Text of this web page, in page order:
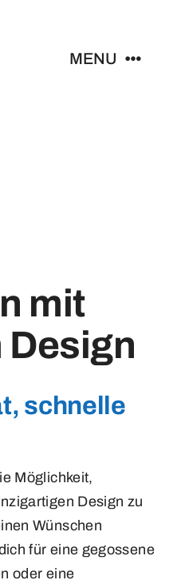
MENU
mit
Design
schnelle
Möglichkeit,
Design zu
Wünschen
für eine gegossene
oder eine